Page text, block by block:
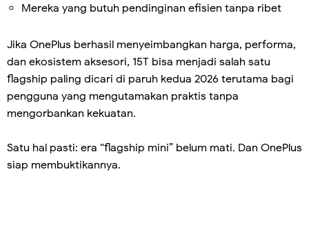
Mereka yang butuh pendinginan efisien tanpa ribet
Jika OnePlus berhasil menyeimbangkan harga, performa,
dan ekosistem aksesori, 15T bisa menjadi salah satu
flagship paling dicari di paruh kedua 2026 terutama bagi
pengguna yang mengutamakan praktis tanpa
mengorbankan kekuatan.
Satu hal pasti: era “flagship mini” belum mati. Dan OnePlus
siap membuktikannya.